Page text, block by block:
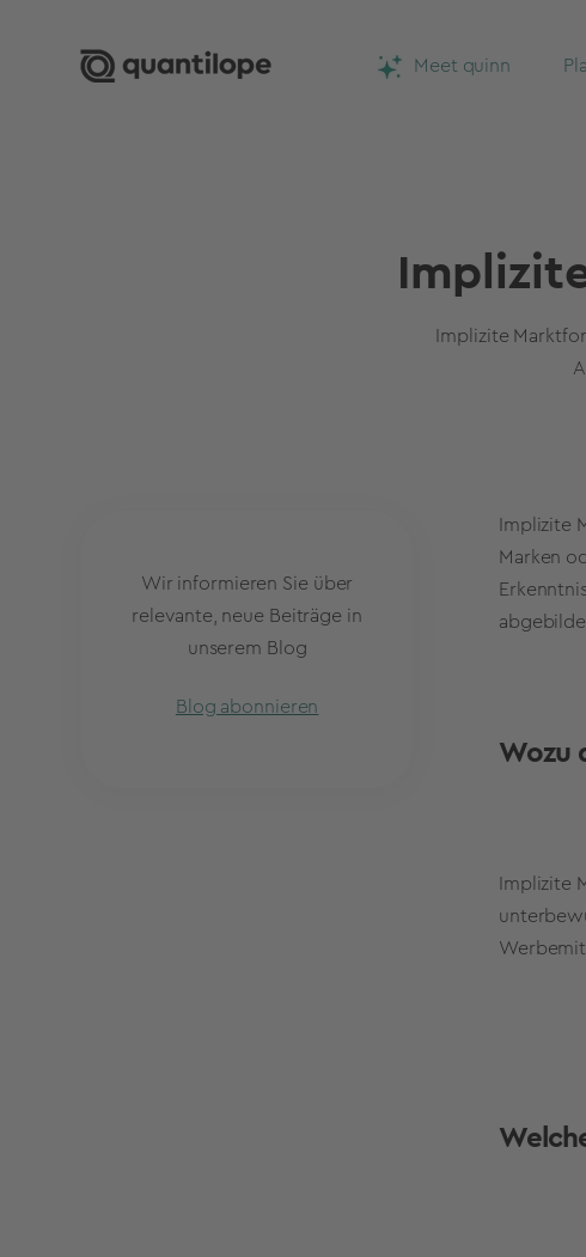
Meet quinn
Implizite
Wir informieren Sie über
relevante, neue Beiträge in
unserem Blog
Blog abonnieren
Implizite
Marken
Wozu
Implizite